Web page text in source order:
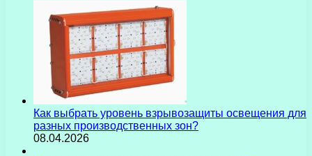
Как выбрать уровень взрывозащиты освещения для
разных производственных зон?
08.04.2026